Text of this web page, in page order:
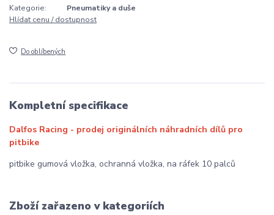
Kategorie:
Pneumatiky a duše
Hlídat cenu / dostupnost
Do oblíbených
Kompletní specifikace
Dalfos Racing - prodej originálních náhradních dílů pro
pitbike
pitbike gumová vložka, ochranná vložka, na ráfek 10 palců
Zboží zařazeno v kategoriích